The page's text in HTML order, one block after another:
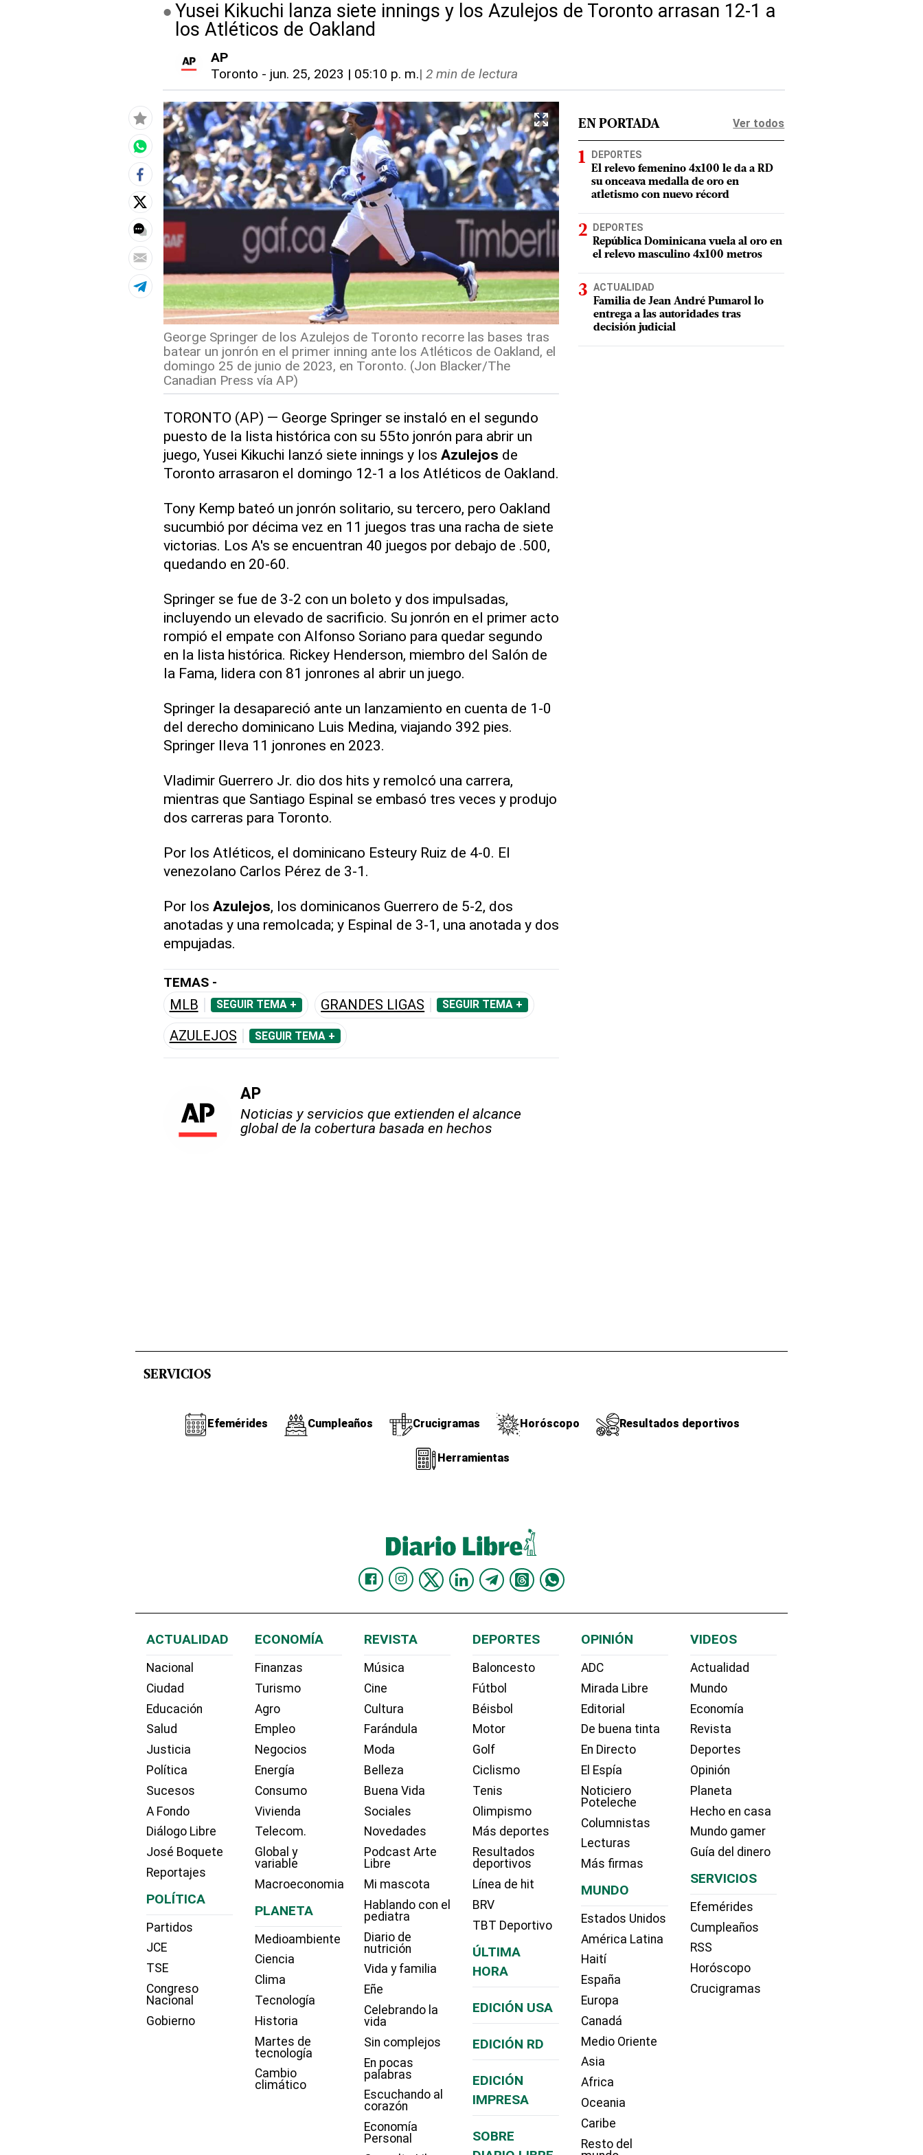
Yusei Kikuchi lanza siete innings y los Azulejos de Toronto arrasan 12-1 a
los Atléticos de Oakland
AP
Toronto - jun. 25, 2023 | 05:10 p. m.| 2 min de lectura
George Springer de los Azulejos de Toronto recorre las bases tras
batear un jonrón en el primer inning ante los Atléticos de Oakland, el
domingo 25 de junio de 2023, en Toronto. (Jon Blacker/The
Canadian Press vía AP)
TORONTO (AP) — George Springer se instaló en el segundo
puesto de la lista histórica con su 55to jonrón para abrir un
juego, Yusei Kikuchi lanzó siete innings y los Azulejos de
Toronto arrasaron el domingo 12-1 a los Atléticos de Oakland.
Tony Kemp bateó un jonrón solitario, su tercero, pero Oakland
sucumbió por décima vez en 11 juegos tras una racha de siete
victorias. Los A's se encuentran 40 juegos por debajo de .500,
quedando en 20-60.
Springer se fue de 3-2 con un boleto y dos impulsadas,
incluyendo un elevado de sacrificio. Su jonrón en el primer acto
rompió el empate con Alfonso Soriano para quedar segundo
en la lista histórica. Rickey Henderson, miembro del Salón de
la Fama, lidera con 81 jonrones al abrir un juego.
Springer la desapareció ante un lanzamiento en cuenta de 1-0
del derecho dominicano Luis Medina, viajando 392 pies.
Springer lleva 11 jonrones en 2023.
Vladimir Guerrero Jr. dio dos hits y remolcó una carrera,
mientras que Santiago Espinal se embasó tres veces y produjo
dos carreras para Toronto.
Por los Atléticos, el dominicano Esteury Ruiz de 4-0. El
venezolano Carlos Pérez de 3-1.
Por los Azulejos, los dominicanos Guerrero de 5-2, dos
anotadas y una remolcada; y Espinal de 3-1, una anotada y dos
empujadas.
TEMAS -
MLB SEGUIR TEMA + GRANDES LIGAS SEGUIR TEMA +
AZULEJOS SEGUIR TEMA +
AP
Noticias y servicios que extienden el alcance
global de la cobertura basada en hechos
EN PORTADA Ver todos
DEPORTES
El relevo femenino 4x100 le da a RD
su onceava medalla de oro en
atletismo con nuevo récord
DEPORTES
República Dominicana vuela al oro en
el relevo masculino 4x100 metros
ACTUALIDAD
Familia de Jean André Pumarol lo
entrega a las autoridades tras
decisión judicial
SERVICIOS
Efemérides Cumpleaños Crucigramas Horóscopo Resultados deportivos
Herramientas
ACTUALIDAD
Nacional
Ciudad
Educación
Salud
Justicia
Política
Sucesos
A Fondo
Diálogo Libre
José Boquete
Reportajes
POLÍTICA
Partidos
JCE
TSE
Congreso
Nacional
Gobierno
ECONOMÍA
Finanzas
Turismo
Agro
Empleo
Negocios
Energía
Consumo
Vivienda
Telecom.
Global y
variable
Macroeconomia
PLANETA
Medioambiente
Ciencia
Clima
Tecnología
Historia
Martes de
tecnología
Cambio
climático
REVISTA
Música
Cine
Cultura
Farándula
Moda
Belleza
Buena Vida
Sociales
Novedades
Podcast Arte
Libre
Mi mascota
Hablando con el
pediatra
Diario de
nutrición
Vida y familia
Eñe
Celebrando la
vida
Sin complejos
En pocas
palabras
Escuchando al
corazón
Economía
Personal
DEPORTES
Baloncesto
Fútbol
Béisbol
Motor
Golf
Ciclismo
Tenis
Olimpismo
Más deportes
Resultados
deportivos
Línea de hit
BRV
TBT Deportivo
ÚLTIMA
HORA
EDICIÓN USA
EDICIÓN RD
EDICIÓN
IMPRESA
SOBRE
OPINIÓN
ADC
Mirada Libre
Editorial
De buena tinta
En Directo
El Espía
Noticiero
Poteleche
Columnistas
Lecturas
Más firmas
MUNDO
Estados Unidos
América Latina
Haití
España
Europa
Canadá
Medio Oriente
Asia
Africa
Oceania
Caribe
Resto del
VIDEOS
Actualidad
Mundo
Economía
Revista
Deportes
Opinión
Planeta
Hecho en casa
Mundo gamer
Guía del dinero
SERVICIOS
Efemérides
Cumpleaños
RSS
Horóscopo
Crucigramas